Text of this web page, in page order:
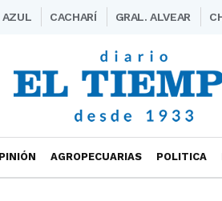
AZUL CACHARÍ GRAL. ALVEAR
AGROPECUARIAS POLITICA